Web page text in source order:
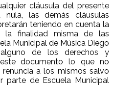
cláusula del presente
nula, las demás cláusulas
teniendo en cuenta la
finalidad misma de las
Municipal de Música Diego
de los derechos y
documento lo que no
a los mismos salvo
parte de Escuela Municipal